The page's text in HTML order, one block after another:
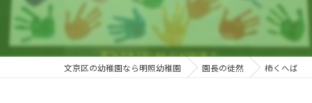
文京区の幼稚園なら明照幼稚園 園長の徒然 柿くへば